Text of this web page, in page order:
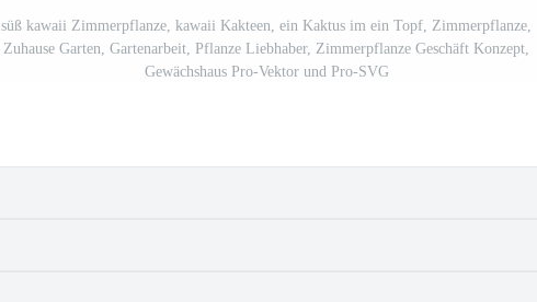
süß kawaii Zimmerpflanze, kawaii Kakteen, ein Kaktus im ein Topf, Zimmerpflanze,
Zuhause Garten, Gartenarbeit, Pflanze Liebhaber, Zimmerpflanze Geschäft Konzept,
Gewächshaus Pro-Vektor und Pro-SVG